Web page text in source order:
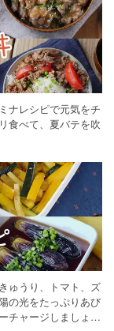
ナレシピで元気をチ
食べて、夏バテを吹
ゅうり、トマト、ズ
の光をたっぷりあび
チャージしましょう